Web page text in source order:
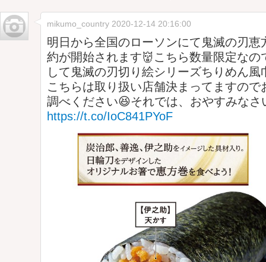
mikumo_country 2020-12-14 20:16:00
明日から全国のローソンにて鬼滅の刃恵
約が開始されます👹こちら数量限定なの
して鬼滅の刃切り絵シリーズちりめん風
こちらは取り扱い店舗決まってますの
調べください😆それでは、おやすみなさ
https://t.co/IoC841PYoF